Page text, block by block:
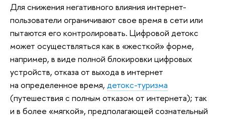
Для снижения негативного влияния интернет-
пользователи ограничивают свое время в сети или
пытаются его контролировать. Цифровой детокс
может осуществляться как в «жесткой» форме,
например, в виде полной блокировки цифровых
устройств, отказа от выхода в интернет
на определенное время, детокс-туризма
(путешествия с полным отказом от интернета); так
и в более «мягкой», предполагающей сознательный